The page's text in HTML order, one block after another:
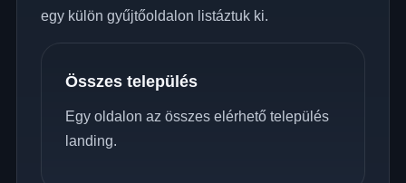
egy külön gyűjtőoldalon listáztuk ki.
Összes település
Egy oldalon az összes elérhető település
landing.